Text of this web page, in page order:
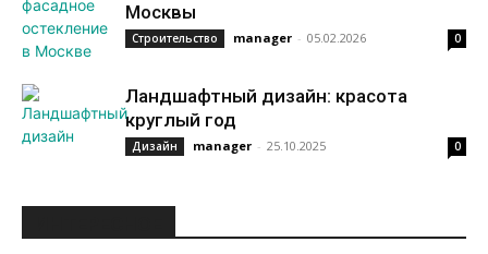
Москвы
Строительство manager - 05.02.2026 0
Ландшафтный дизайн: красота
круглый год
Дизайн manager - 25.10.2025 0